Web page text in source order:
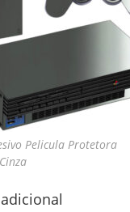
Pelicula Protetora